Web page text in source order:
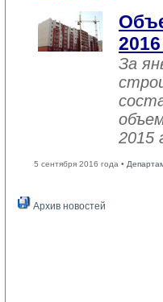
За
2015
5 сентября 2016 года •
Архив новостей